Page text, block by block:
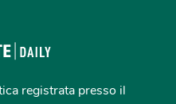
registrata presso il